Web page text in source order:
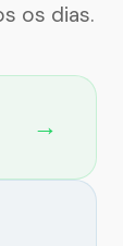
os dias.
→